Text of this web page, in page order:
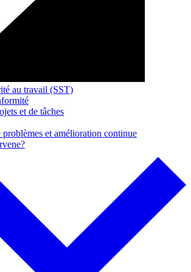
au travail (SST)
et de tâches
et amélioration continue